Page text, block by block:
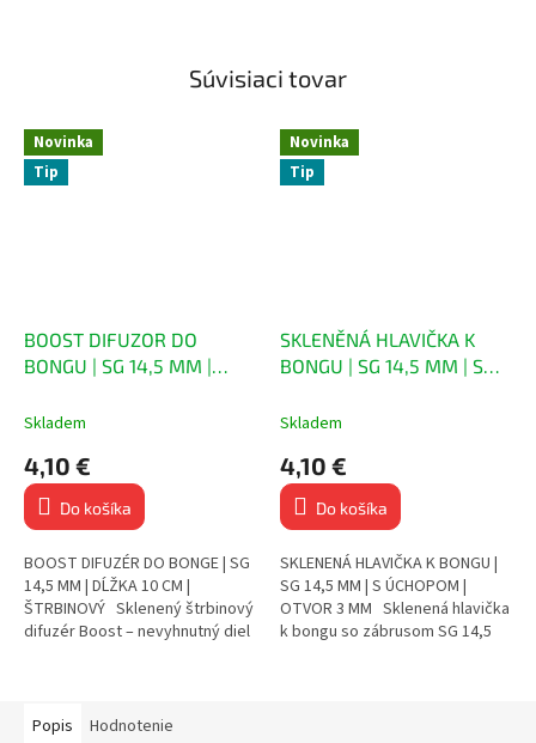
Súvisiaci tovar
Novinka
Tip
BOOST DIFUZOR DO
BONGU | SG 14,5 MM |
ŠTĚRBINOVÝ
Skladem
4,10 €
Do košíka
BOOST DIFUZÉR DO BONGE | SG
14,5 MM | DĹŽKA 10 CM |
ŠTRBINOVÝ Sklenený štrbinový
difuzér Boost – nevyhnutný diel
Novinka
Tip
SKLENĚNÁ HLAVIČKA K
BONGU | SG 14,5 MM | S
Skladem
4,10 €
Do košíka
SKLENENÁ HLAVIČKA K BONGU |
SG 14,5 MM | S ÚCHOPOM |
OTVOR 3 MM Sklenená hlavička
k bongu so zábrusom SG 14,5
Popis Hodnotenie